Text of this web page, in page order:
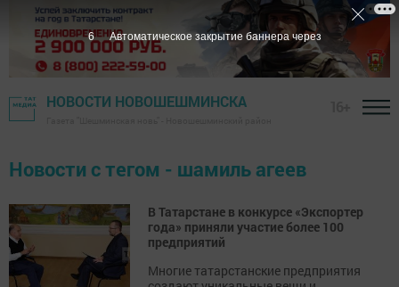
НОВОСТИ НОВОШЕШМИНСКА
Новости с тегом - шамиль агеев
В Татарстане в конкурсе «Экспортер
года» приняли участие более 100
предприятий
Многие татарстанские предприятия
6 Автоматическое закрытие баннера через